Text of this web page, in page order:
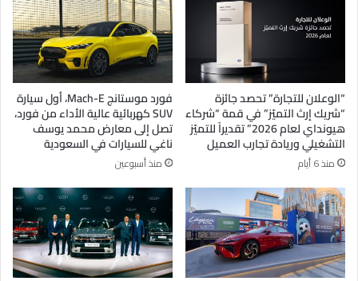
“الوعلان للتجارة” تحصد جائزة
“شريك إرث التميّز” في قمة “شركاء
هيونداي لعام 2026” تقديراً للتميّز
التشغيلي وريادة تجارب العميل
منذ 6 أيام
فورد موستانج Mach-E، أول سيارة
SUV كهربائية عالية الأداء من فورد،
تصل إلى معارض محمد يوسف
ناغي للسيارات في السعودية
منذ أسبوعين